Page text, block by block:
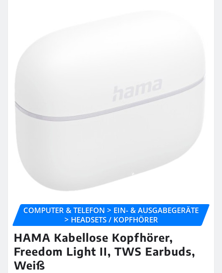
COMPUTER & TELEFON > EIN- & AUSGABEGERÄTE
> HEADSETS / KOPFHÖRER
HAMA Kabellose Kopfhörer,
Freedom Light II, TWS Earbuds,
Weiß